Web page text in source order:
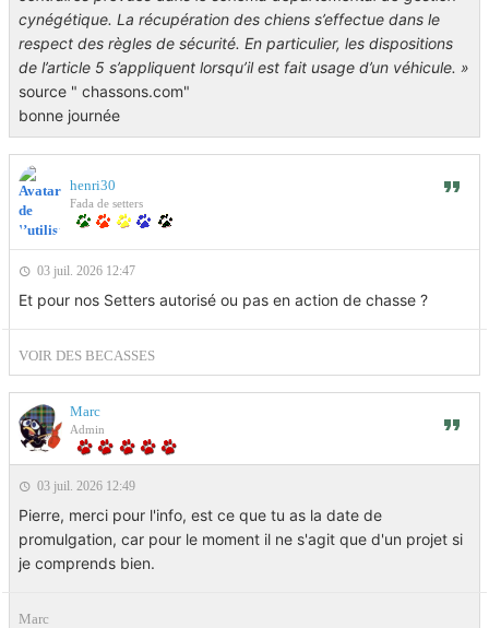
cynégétique. La récupération des chiens s’effectue dans le
respect des règles de sécurité. En particulier, les dispositions
de l’article 5 s’appliquent lorsqu’il est fait usage d’un véhicule. »
source " chassons.com"
bonne journée
henri30
Fada de setters
03 juil. 2026 12:47
Et pour nos Setters autorisé ou pas en action de chasse ?
VOIR DES BECASSES
Marc
Admin
03 juil. 2026 12:49
Pierre, merci pour l'info, est ce que tu as la date de
promulgation, car pour le moment il ne s'agit que d'un projet si
je comprends bien.
Marc